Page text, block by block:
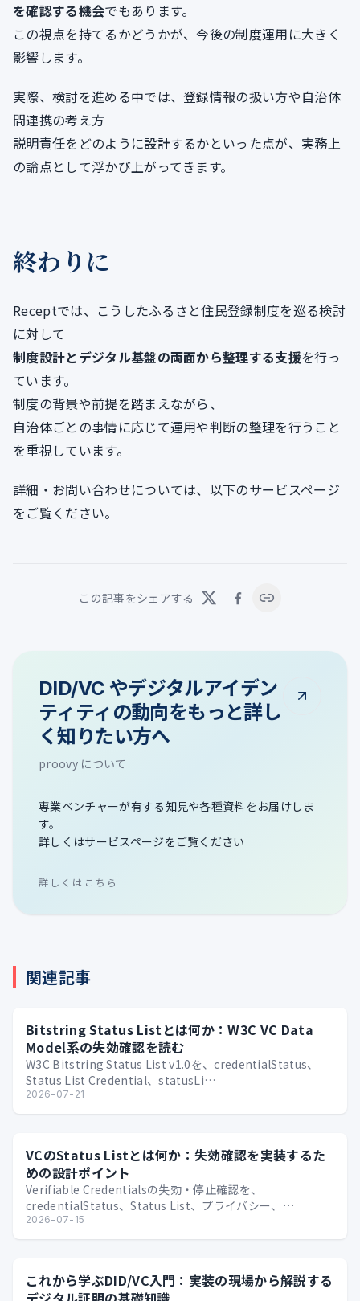
を確認する機会でもあります。
この視点を持てるかどうかが、今後の制度運用に大きく
影響します。
実際、検討を進める中では、登録情報の扱い方や自治体
間連携の考え方
説明責任をどのように設計するかといった点が、実務上
の論点として浮かび上がってきます。
終わりに
Receptでは、こうしたふるさと住民登録制度を巡る検討
に対して
制度設計とデジタル基盤の両面から整理する支援を行っ
ています。
制度の背景や前提を踏まえながら、
自治体ごとの事情に応じて運用や判断の整理を行うこと
を重視しています。
詳細・お問い合わせについては、以下のサービスページ
をご覧ください。
この記事をシェアする
DID/VC やデジタルアイデン
ティティの動向をもっと詳し
く知りたい方へ
proovy について
専業ベンチャーが有する知見や各種資料をお届けしま
す。
詳しくはサービスページをご覧ください
詳しくはこちら
関連記事
Bitstring Status Listとは何か：W3C VC Data
Model系の失効確認を読む
W3C Bitstring Status List v1.0を、credentialStatus、
Status List Credential、statusLi…
2026-07-21
VCのStatus Listとは何か：失効確認を実装するた
めの設計ポイント
Verifiable Credentialsの失効・停止確認を、
credentialStatus、Status List、プライバシー、
Issuer/Verif…
2026-07-15
これから学ぶDID/VC入門：実装の現場から解説する